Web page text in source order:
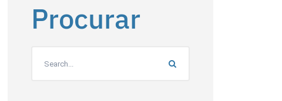
Procurar